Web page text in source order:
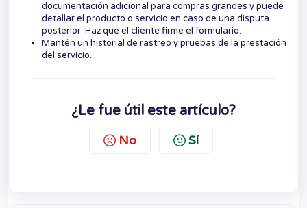
documentación adicional para compras grandes y puede
detallar el producto o servicio en caso de una disputa
posterior. Haz que el cliente firme el formulario.
Mantén un historial de rastreo y pruebas de la prestación
del servicio.
¿Le fue útil este artículo?
No Sí